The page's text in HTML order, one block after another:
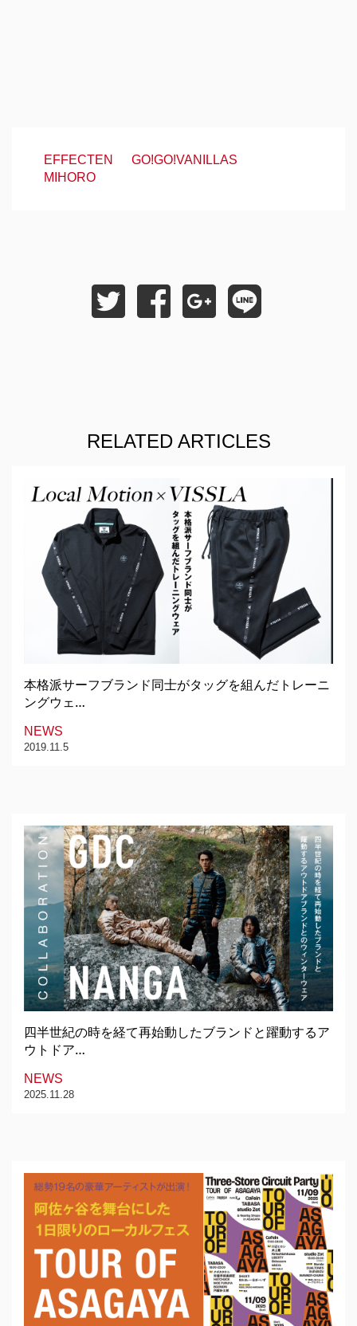
EFFECTEN
GO!GO!VANILLAS
MIHORO
RELATED ARTICLES
本格派サーフブランド同士がタッグを組んだトレーニ
ングウェ…
NEWS
2019.11.5
四半世紀の時を経て再始動したブランドと躍動するア
ウトドア…
NEWS
2025.11.28